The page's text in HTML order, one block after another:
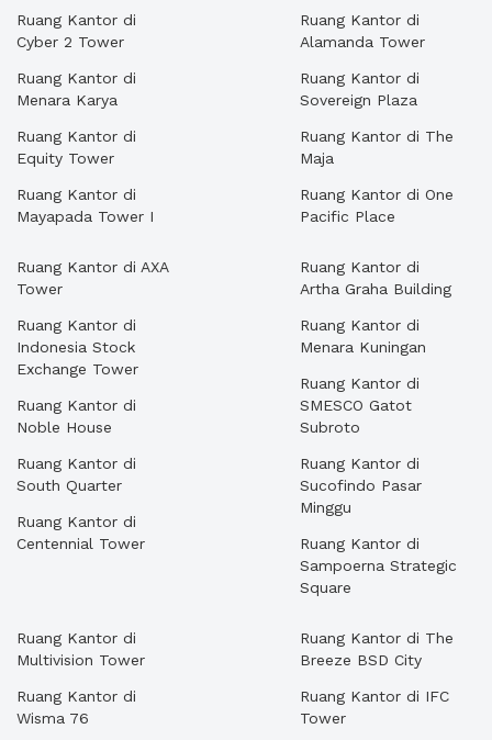
Ruang Kantor di
Cyber 2 Tower
Ruang Kantor di
Menara Karya
Ruang Kantor di
Equity Tower
Ruang Kantor di
Mayapada Tower I
Ruang Kantor di
Alamanda Tower
Ruang Kantor di
Sovereign Plaza
Ruang Kantor di The
Maja
Ruang Kantor di One
Pacific Place
Ruang Kantor di AXA
Tower
Ruang Kantor di
Indonesia Stock
Exchange Tower
Ruang Kantor di
Noble House
Ruang Kantor di
South Quarter
Ruang Kantor di
Centennial Tower
Ruang Kantor di
Artha Graha Building
Ruang Kantor di
Menara Kuningan
Ruang Kantor di
SMESCO Gatot
Subroto
Ruang Kantor di
Sucofindo Pasar
Minggu
Ruang Kantor di
Sampoerna Strategic
Square
Ruang Kantor di
Multivision Tower
Ruang Kantor di
Wisma 76
Ruang Kantor di The
Breeze BSD City
Ruang Kantor di IFC
Tower